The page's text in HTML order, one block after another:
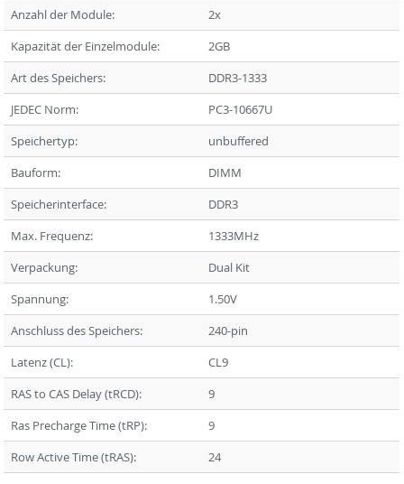
Anzahl der Module:
2x
Kapazität der Einzelmodule:
2GB
Art des Speichers:
DDR3-1333
JEDEC Norm:
PC3-10667U
Speichertyp:
unbuffered
Bauform:
DIMM
Speicherinterface:
DDR3
Max. Frequenz:
1333MHz
Verpackung:
Dual Kit
Spannung:
1.50V
Anschluss des Speichers:
240-pin
Latenz (CL):
CL9
RAS to CAS Delay (tRCD):
9
Ras Precharge Time (tRP):
9
Row Active Time (tRAS):
24